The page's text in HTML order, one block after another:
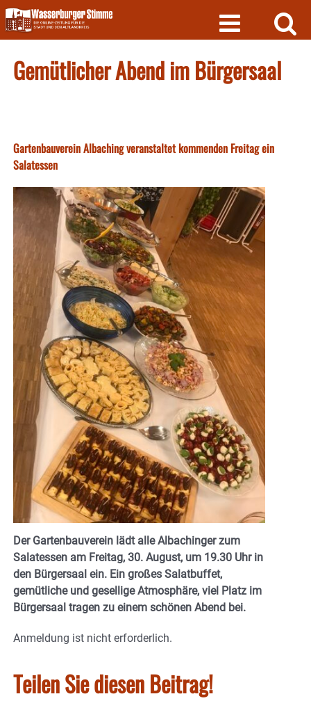
Skip
to
content
Gemütlicher Abend im Bürgersaal
Gartenbauverein Albaching veranstaltet kommenden Freitag ein
Salatessen
Der Gartenbauverein lädt alle Albachinger zum
Salatessen am Freitag, 30. August, um 19.30 Uhr in
den Bürgersaal ein. Ein großes Salatbuffet,
gemütliche und gesellige Atmosphäre, viel Platz im
Bürgersaal tragen zu einem schönen Abend bei.
Anmeldung ist nicht erforderlich.
Teilen Sie diesen Beitrag!